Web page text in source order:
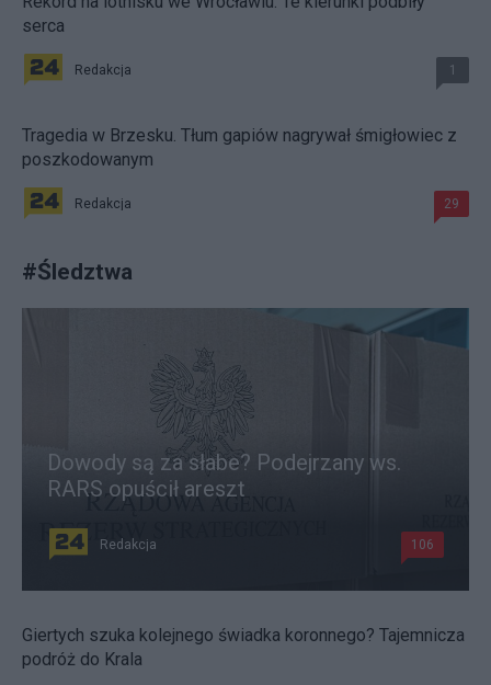
serca
Redakcja 1
Tragedia w Brzesku. Tłum gapiów nagrywał śmigłowiec z
poszkodowanym
Redakcja 29
#Śledztwa
Dowody są za słabe? Podejrzany ws.
RARS opuścił areszt
Redakcja 106
Giertych szuka kolejnego świadka koronnego? Tajemnicza
podróż do Krala